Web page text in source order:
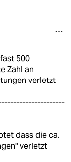
500
Zahl an
verletzt
dass die ca.
verletzt